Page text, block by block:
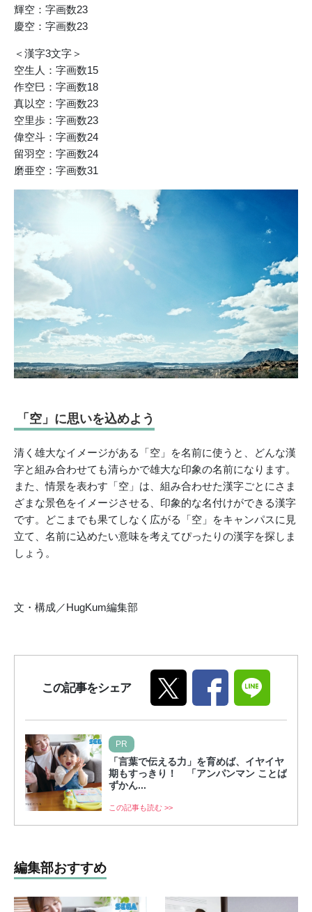
輝空：字画数23
慶空：字画数23
＜漢字3文字＞
空生人：字画数15
作空巳：字画数18
真以空：字画数23
空里歩：字画数23
偉空斗：字画数24
留羽空：字画数24
磨亜空：字画数31
「空」に思いを込めよう
清く雄大なイメージがある「空」を名前に使うと、どんな漢
字と組み合わせても清らかで雄大な印象の名前になります。
また、情景を表わす「空」は、組み合わせた漢字ごとにさま
ざまな景色をイメージさせる、印象的な名付けができる漢字
です。どこまでも果てしなく広がる「空」をキャンパスに見
立て、名前に込めたい意味を考えてぴったりの漢字を探しま
しょう。
文・構成／HugKum編集部
この記事をシェア
PR
「言葉で伝える力」を育めば、イヤイヤ
期もすっきり！ 「アンパンマン ことば
ずかん...
この記事も読む >>
編集部おすすめ